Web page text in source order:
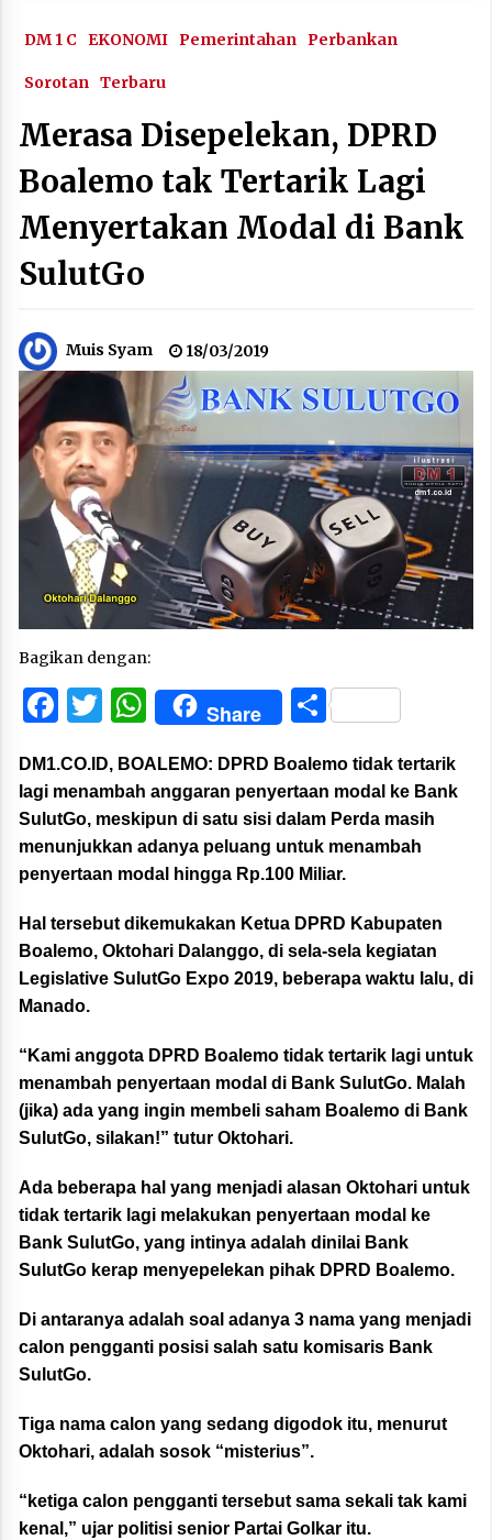
DM 1 C EKONOMI Pemerintahan Perbankan
Sorotan Terbaru
Merasa Disepelekan, DPRD
Boalemo tak Tertarik Lagi
Menyertakan Modal di Bank
SulutGo
Muis Syam 18/03/2019
Bagikan dengan:
Facebook
Twitter
WhatsApp
Share Share
DM1.CO.ID, BOALEMO: DPRD Boalemo tidak tertarik
lagi menambah anggaran penyertaan modal ke Bank
SulutGo, meskipun di satu sisi dalam Perda masih
menunjukkan adanya peluang untuk menambah
penyertaan modal hingga Rp.100 Miliar.
Hal tersebut dikemukakan Ketua DPRD Kabupaten
Boalemo, Oktohari Dalanggo, di sela-sela kegiatan
Legislative SulutGo Expo 2019, beberapa waktu lalu, di
Manado.
“Kami anggota DPRD Boalemo tidak tertarik lagi untuk
menambah penyertaan modal di Bank SulutGo. Malah
(jika) ada yang ingin membeli saham Boalemo di Bank
SulutGo, silakan!” tutur Oktohari.
Ada beberapa hal yang menjadi alasan Oktohari untuk
tidak tertarik lagi melakukan penyertaan modal ke
Bank SulutGo, yang intinya adalah dinilai Bank
SulutGo kerap menyepelekan pihak DPRD Boalemo.
Di antaranya adalah soal adanya 3 nama yang menjadi
calon pengganti posisi salah satu komisaris Bank
SulutGo.
Tiga nama calon yang sedang digodok itu, menurut
Oktohari, adalah sosok “misterius”.
“ketiga calon pengganti tersebut sama sekali tak kami
kenal,” ujar politisi senior Partai Golkar itu.